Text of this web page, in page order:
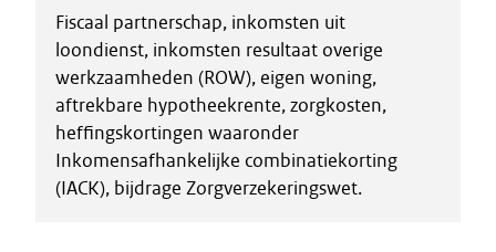
Fiscaal partnerschap, inkomsten uit
loondienst, inkomsten resultaat overige
werkzaamheden (ROW), eigen woning,
aftrekbare hypotheekrente, zorgkosten,
heffingskortingen waaronder
Inkomensafhankelijke combinatiekorting
(IACK), bijdrage Zorgverzekeringswet.